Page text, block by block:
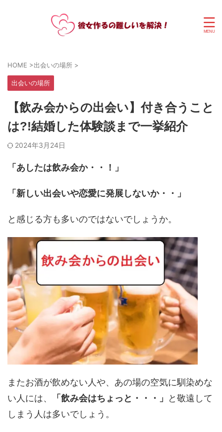
HOME >出会いの場所 >
出会いの場所
【飲み会からの出会い】付き合うこと
は?!結婚した体験談まで一挙紹介
2024年3月24日
「あしたは飲み会か・・！」
「新しい出会いや恋愛に発展しないか・・」
と感じる方も多いのではないでしょうか。
またお酒が飲めない人や、あの場の空気に馴染めな
い人には、
「飲み会はちょっと・・・」
と敬遠して
しまう人は多いでしょう。